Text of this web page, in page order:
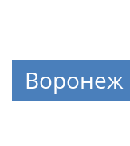
Воронеж